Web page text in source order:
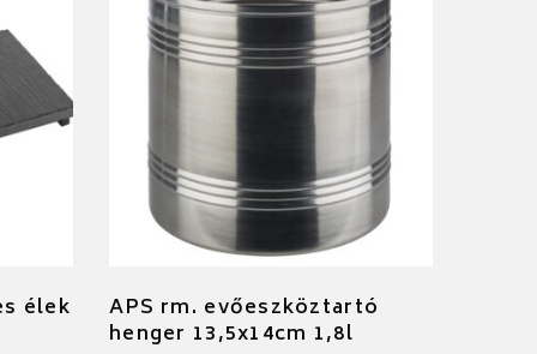
élek APS rm. evőeszköztartó
henger 13,5x14cm 1,8l